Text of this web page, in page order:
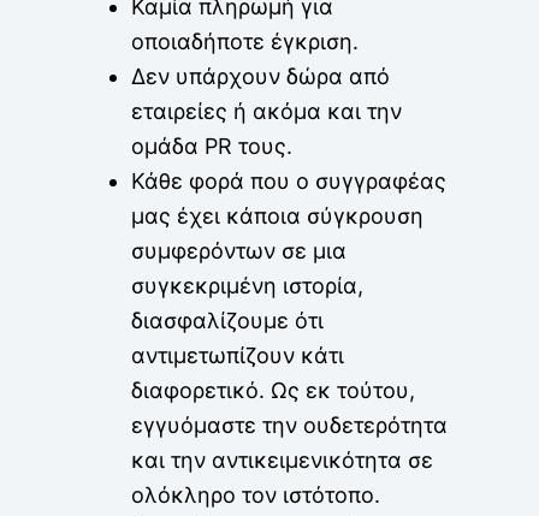
Καμία πληρωμή για
οποιαδήποτε έγκριση.
Δεν υπάρχουν δώρα από
εταιρείες ή ακόμα και την
ομάδα PR τους.
Κάθε φορά που ο συγγραφέας
μας έχει κάποια σύγκρουση
συμφερόντων σε μια
συγκεκριμένη ιστορία,
διασφαλίζουμε ότι
αντιμετωπίζουν κάτι
διαφορετικό. Ως εκ τούτου,
εγγυόμαστε την ουδετερότητα
και την αντικειμενικότητα σε
ολόκληρο τον ιστότοπο.